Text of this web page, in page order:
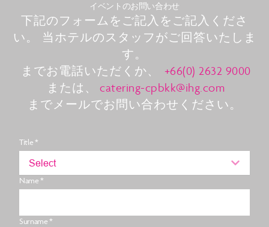
イベントのお問い合わせ
下記のフォームをご記入をご記入くださ
い。 当ホテルのスタッフがご回答いたしま
す。
までお電話いただくか、
+66(0) 2632 9000
または、
catering-cpbkk@ihg.com
までメールでお問い合わせください。
Title *
Select
Name *
Surname *